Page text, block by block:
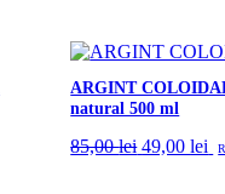
ARGINT
natural 500 ml
85,00lei Prețul
49,00lei